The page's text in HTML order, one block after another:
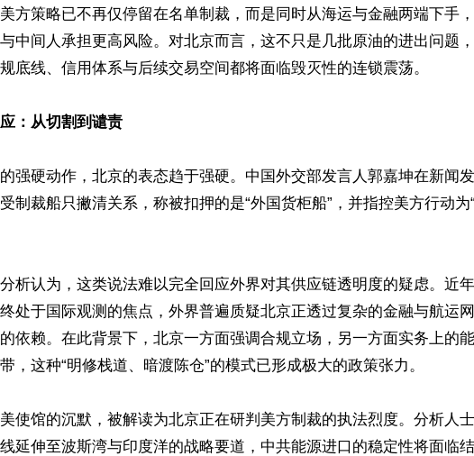
方策略已不再仅停留在名单制裁，而是同时从海运与金融两端下手
中间人承担更高风险。对北京而言，这不只是几批原油的进出问题
底线、信用体系与后续交易空间都将面临毁灭性的连锁震荡。
：从切割到谴责
强硬动作，北京的表态趋于强硬。中国外交部发言人郭嘉坤在新闻
制裁船只撇清关系，称被扣押的是“外国货柜船”，并指控美方行动为
析认为，这类说法难以完全回应外界对其供应链透明度的疑虑。近
处于国际观测的焦点，外界普遍质疑北京正透过复杂的金融与航运
依赖。在此背景下，北京一方面强调合规立场，另一方面实务上的
，这种“明修栈道、暗渡陈仓”的模式已形成极大的政策张力。
使馆的沉默，被解读为北京正在研判美方制裁的执法烈度。分析人
延伸至波斯湾与印度洋的战略要道，中共能源进口的稳定性将面临